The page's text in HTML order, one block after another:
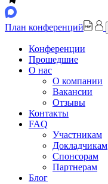
План конференций
Конференции
Прошедшие
О нас
О компании
Вакансии
Отзывы
Контакты
FAQ
Участникам
Докладчикам
Спонсорам
Партнерам
Блог